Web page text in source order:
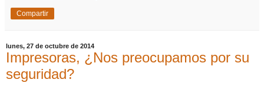
Compartir
lunes, 27 de octubre de 2014
Impresoras, ¿Nos preocupamos por su
seguridad?